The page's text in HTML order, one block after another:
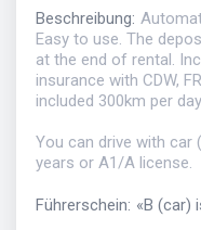
Beschreibung:
Easy to use. The
at the end of rental.
insurance with CDW,
included 300km per
You can drive with car
years or A1/A license.
Führerschein: «B (car)